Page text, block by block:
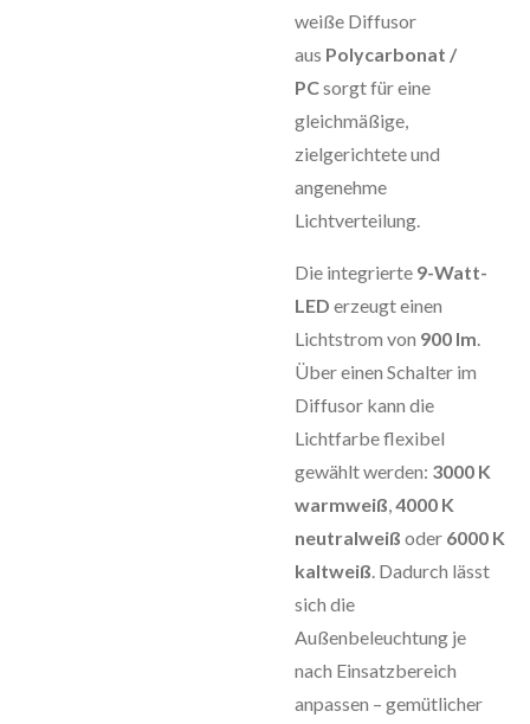
weiße Diffusor
aus Polycarbonat /
PCsorgt für eine
gleichmäßige,
zielgerichtete und
angenehme
Lichtverteilung.
Die integrierte 9-Watt-
LED erzeugt einen
Lichtstrom von 900 lm.
Über einen Schalter im
Diffusor kann die
Lichtfarbe flexibel
gewählt werden: 3000 K
warmweiß,4000 K
neutralweiß oder 6000 K
kaltweiß. Dadurch lässt
sich die
Außenbeleuchtung je
nach Einsatzbereich
anpassen – gemütlicher